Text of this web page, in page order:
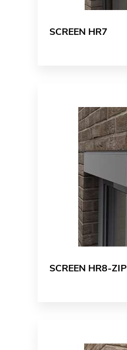
SCREEN HR7
SCREEN HR8-ZIP